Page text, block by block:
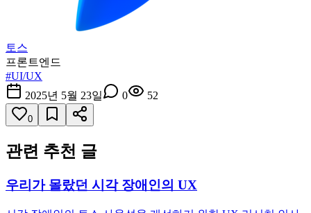
토스
프론트엔드
#UI/UX
2025년 5월 23일
0 52
0
관련 추천 글
우리가 몰랐던 시각 장애인의 UX